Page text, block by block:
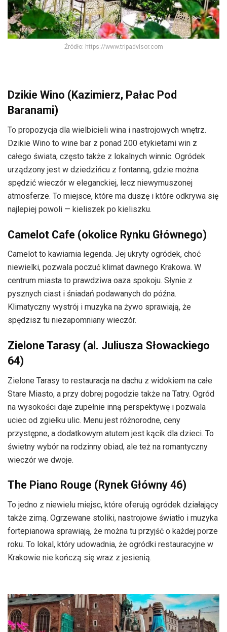
Źródło: https://www.tripadvisor.com
Dzikie Wino (Kazimierz, Pałac Pod
Baranami)
To propozycja dla wielbicieli wina i nastrojowych wnętrz.
Dzikie Wino to wine bar z ponad 200 etykietami win z
całego świata, często także z lokalnych winnic. Ogródek
urządzony jest w dziedzińcu z fontanną, gdzie można
spędzić wieczór w eleganckiej, lecz niewymuszonej
atmosferze. To miejsce, które ma duszę i które odkrywa się
najlepiej powoli — kieliszek po kieliszku.
Camelot Cafe (okolice Rynku Głównego)
Camelot to kawiarnia legenda. Jej ukryty ogródek, choć
niewielki, pozwala poczuć klimat dawnego Krakowa. W
centrum miasta to prawdziwa oaza spokoju. Słynie z
pysznych ciast i śniadań podawanych do późna.
Klimatyczny wystrój i muzyka na żywo sprawiają, że
spędzisz tu niezapomniany wieczór.
Zielone Tarasy (al. Juliusza Słowackiego
64)
Zielone Tarasy to restauracja na dachu z widokiem na całe
Stare Miasto, a przy dobrej pogodzie także na Tatry. Ogród
na wysokości daje zupełnie inną perspektywę i pozwala
uciec od zgiełku ulic. Menu jest różnorodne, ceny
przystępne, a dodatkowym atutem jest kącik dla dzieci. To
świetny wybór na rodzinny obiad, ale też na romantyczny
wieczór we dwoje.
The Piano Rouge (Rynek Główny 46)
To jedno z niewielu miejsc, które oferują ogródek działający
także zimą. Ogrzewane stoliki, nastrojowe światło i muzyka
fortepianowa sprawiają, że można tu przyjść o każdej porze
roku. To lokal, który udowadnia, że ogródki restauracyjne w
Krakowie nie kończą się wraz z jesienią.